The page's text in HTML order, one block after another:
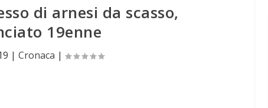
di arnesi da scasso,
19enne
|Cronaca |